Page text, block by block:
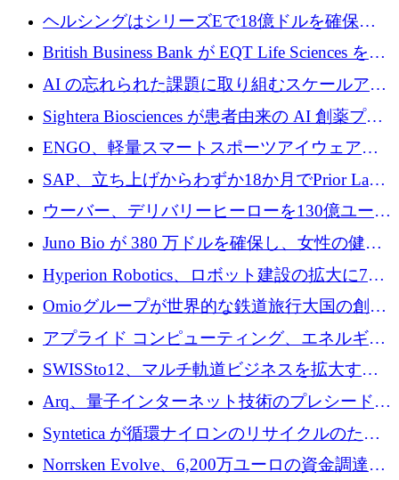
センサーをEUのクリーンエア政策の中心に据
ヘルシングはシリーズEで18億ドルを確保、
ウーバーはデリバリー・ヒーローを130億ユー
銀行を立ち上げる
British Business Bank が EQT Life Sciences を
2,500 万ユーロのコミットメントで支援
AI の忘れられた課題に取り組むスケールアッ
プを実現: カメラロール
Sightera Biosciences が患者由来の AI 創薬プラ
ットフォームを拡大するために 300 万ユーロ
のプレシードをクローズ
ENGO、軽量スマートスポーツアイウェアの
進歩のために510万ユーロを調達
SAP、立ち上げからわずか18か月でPrior Labs
を10億ユーロ以上の契約で買収
ウーバー、デリバリーヒーローを130億ユーロ
の契約で買収、99か国にまたがるプラットフ
ォームを構築
Juno Bio が 380 万ドルを確保し、女性の健康
専用の初のシーケンスラボを開設
Hyperion Robotics、ロボット建設の拡大に740
万ドルを確保
Omioグループが世界的な鉄道旅行大国の創設
を目指してRail Europeを買収
アプライド コンピューティング、エネルギー
向け基盤 AI の拡張に 2,000 万ドルを調達
SWISSto12、マルチ軌道ビジネスを拡大する
ためにシリーズCで7,000万ドルを調達
Arq、量子インターネット技術のプレシードと
して140万ドルを確保
Syntetica が循環ナイロンのリサイクルのため
にシリーズ A で 3,000 万ドルを調達
Norrsken Evolve、6,200万ユーロの資金調達